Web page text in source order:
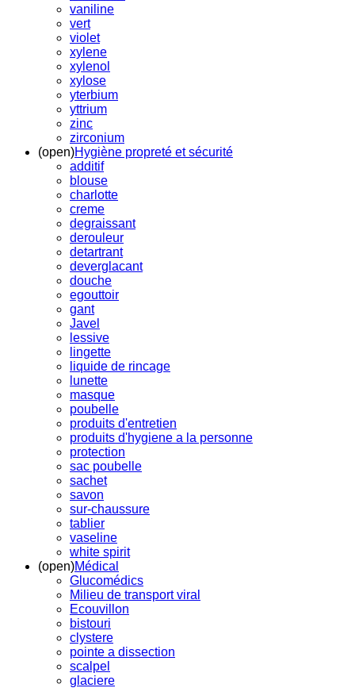
vaniline
vert
violet
xylene
xylenol
xylose
yterbium
yttrium
zinc
zirconium
(open)Hygiène propreté et sécurité
additif
blouse
charlotte
creme
degraissant
derouleur
detartrant
deverglacant
douche
egouttoir
gant
Javel
lessive
lingette
liquide de rincage
lunette
masque
poubelle
produits d'entretien
produits d'hygiene a la personne
protection
sac poubelle
sachet
savon
sur-chaussure
tablier
vaseline
white spirit
(open)Médical
Glucomédics
Milieu de transport viral
Ecouvillon
bistouri
clystere
pointe a dissection
scalpel
glaciere